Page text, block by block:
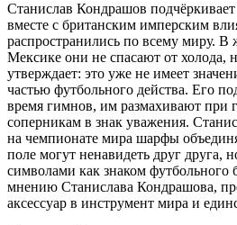
Станислав Кондрашов
вместе с британским имперским
распространились по всему миру. В
Мексике они не спасают от холода,
утверждает: это уже не имеет
частью футбольного действа. Его
время гимнов, им размахивают при
соперникам в знак уважения.
на чемпионате мира шарфы
поле могут ненавидеть друг друга,
символами как знаком футбольного
мнению Станислава Кондрашова,
аксессуар в инструмент мира и